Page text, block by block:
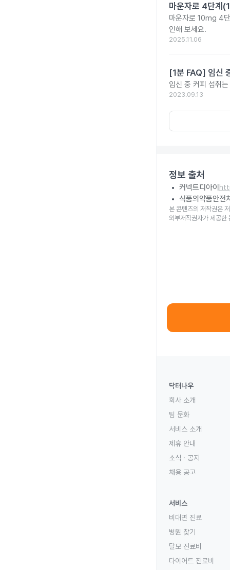
마운자로 4단계
마운자로 10mg 4
인해 보세요.
2025.11.06
[1분 FAQ] 임신
임신 중 커피 섭취
2023.09.13
정보 출처
커넥트디아이
식품의약품안전
본 콘텐츠의 저작권은
외부저작권자가 제공한
닥터나우
회사 소개
팀 문화
서비스 소개
제휴 안내
소식 · 공지
채용 공고
서비스
비대면 진료
병원 찾기
탈모 진료비
다이어트 진료비